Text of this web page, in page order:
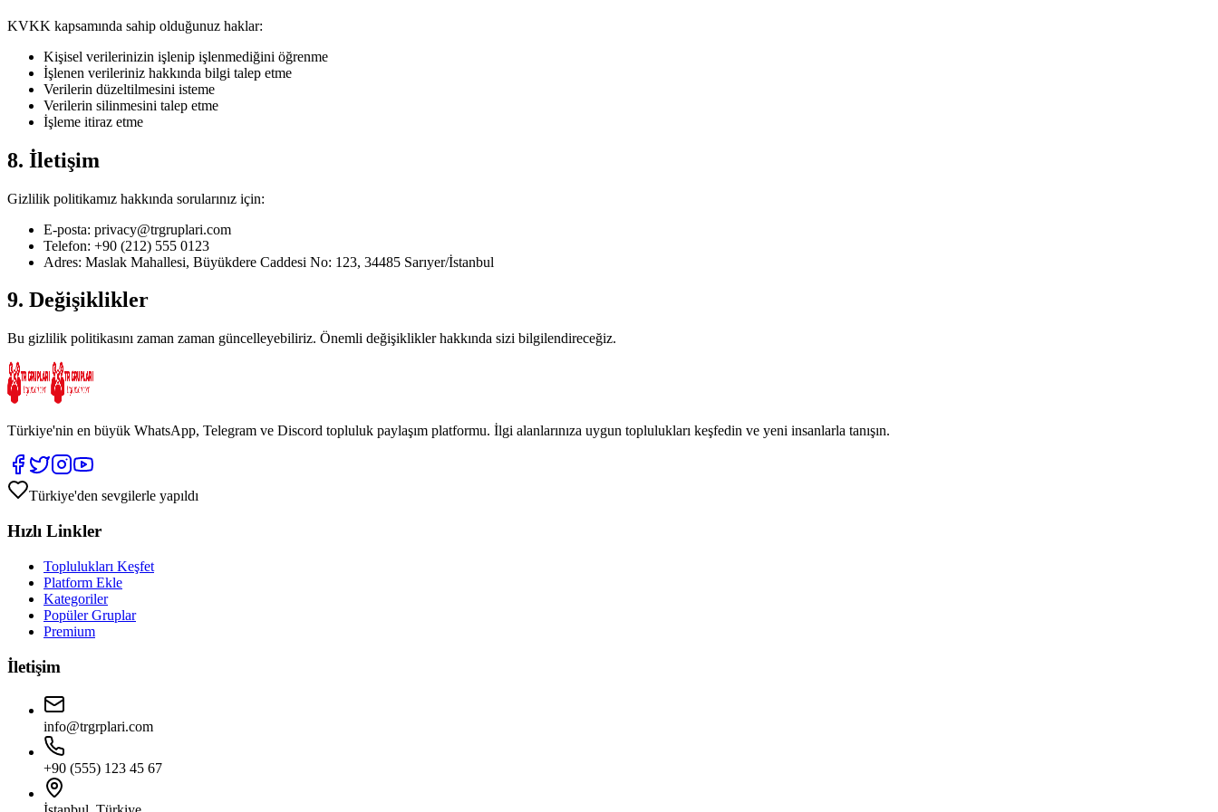
KVKK kapsamında sahip olduğunuz haklar:
Kişisel verilerinizin işlenip işlenmediğini öğrenme
İşlenen verileriniz hakkında bilgi talep etme
Verilerin düzeltilmesini isteme
Verilerin silinmesini talep etme
İşleme itiraz etme
8. İletişim
Gizlilik politikamız hakkında sorularınız için:
E-posta: privacy@trgruplari.com
Telefon: +90 (212) 555 0123
Adres: Maslak Mahallesi, Büyükdere Caddesi No: 123, 34485 Sarıyer/İstanbul
9. Değişiklikler
Bu gizlilik politikasını zaman zaman güncelleyebiliriz. Önemli değişiklikler hakkında sizi bilgilendireceğiz.
Türkiye'nin en büyük WhatsApp, Telegram ve Discord topluluk paylaşım platformu. İlgi alanlarınıza uygun toplulukları keşfedin ve yeni insanlarla tanışın.
Türkiye'den sevgilerle yapıldı
Hızlı Linkler
Toplulukları Keşfet
Platform Ekle
Kategoriler
Popüler Gruplar
Premium
İletişim
info@trgrplari.com
+90 (555) 123 45 67